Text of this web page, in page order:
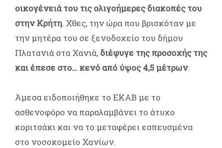
οικογένειά του τις ολιγοήμερες διακοπές του
στην Κρήτη. Χθες, την ώρα που βρισκόταν με
την μητέρα του σε ξενοδοχείο του δήμου
Πλατανιά στα Χανιά, διέφυγε της προσοχής της
και έπεσε στο… κενό από ύψος 4,5 μέτρων.
Άμεσα ειδοποιήθηκε το ΕΚΑΒ με το
ασθενοφόρο να παραλαμβάνει το άτυχο
κοριτσάκι και να το μεταφέρει εσπευσμένα
στο νοσοκομείο Χανίων.